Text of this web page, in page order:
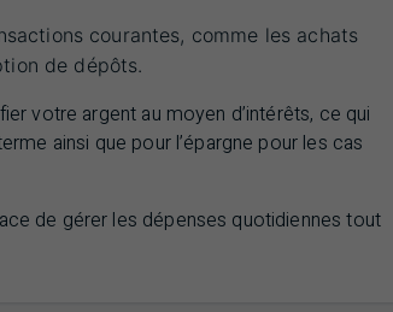
courantes, comme les achats
de dépôts.
votre argent au moyen d’intérêts, ce qui
ainsi que pour l’épargne pour les cas
de gérer les dépenses quotidiennes tout